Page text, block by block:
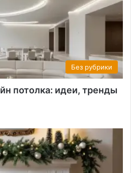
Без рубрики
потолка: идеи, тренды